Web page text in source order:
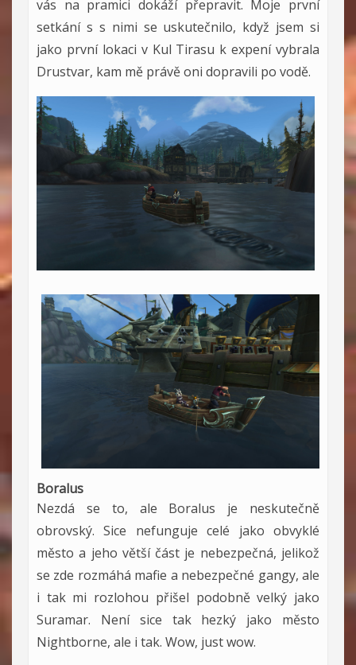
vás na pramici dokáží přepravit. Moje první
setkání s s nimi se uskutečnilo, když jsem si
jako první lokaci v Kul Tirasu k expení vybrala
Drustvar, kam mě právě oni dopravili po vodě.
Boralus
Nezdá se to, ale Boralus je neskutečně
obrovský. Sice nefunguje celé jako obvyklé
město a jeho větší část je nebezpečná, jelikož
se zde rozmáhá mafie a nebezpečné gangy, ale
i tak mi rozlohou přišel podobně velký jako
Suramar. Není sice tak hezký jako město
Nightborne, ale i tak. Wow, just wow.